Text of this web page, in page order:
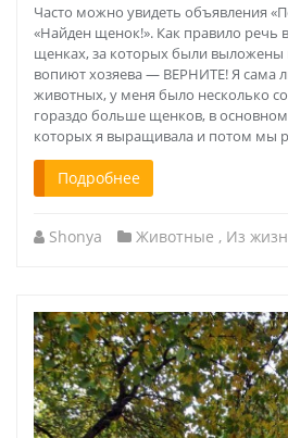
Часто можно увидеть объявления
«Найден щенок!». Как правило речь
щенках, за которых были выложены
вопиют хозяева — ВЕРНИТЕ! Я сама
животных, у меня было несколько
гораздо больше щенков, в
которых я выращивала и потом мы
Подробнее
Shonya Животные , Из